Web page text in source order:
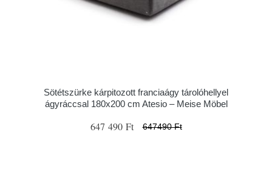
Sötétszürke kárpitozott franciaágy tárolóhellyel
ágyráccsal 180x200 cm Atesio – Meise Möbel
647 490 Ft 647490 Ft